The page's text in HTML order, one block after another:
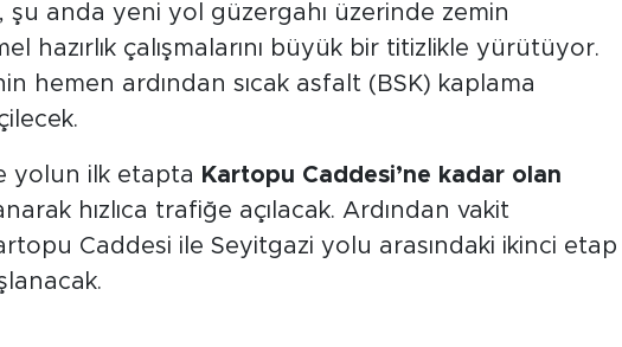
şu anda yeni yol güzergahı üzerinde zemin
hazırlık çalışmalarını büyük bir titizlikle yürütüyor.
hemen ardından sıcak asfalt (BSK) kaplama
yolun ilk etapta Kartopu Caddesi’ne kadar olan
hızlıca trafiğe açılacak. Ardından vakit
Caddesi ile Seyitgazi yolu arasındaki ikinci etap